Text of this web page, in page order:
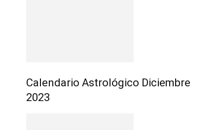
Calendario Astrológico Diciembre
2023